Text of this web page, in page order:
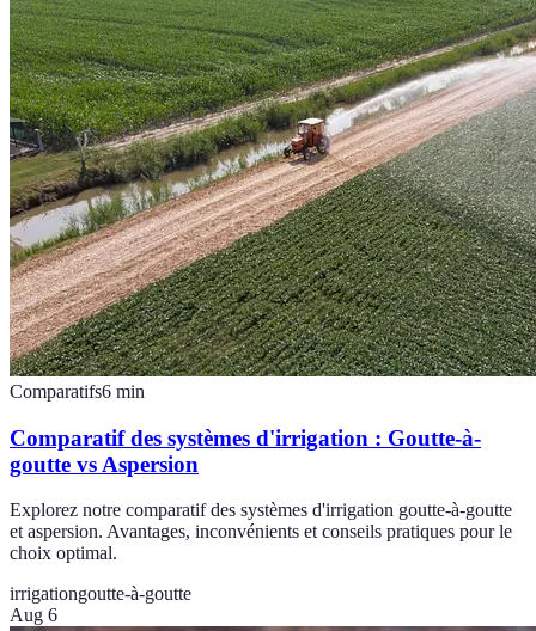
Comparatifs6 min
Comparatif des systèmes d'irrigation : Goutte-à-
goutte vs Aspersion
Explorez notre comparatif des systèmes d'irrigation goutte-à-goutte
et aspersion. Avantages, inconvénients et conseils pratiques pour le
choix optimal.
irrigationgoutte-à-goutte
Aug 6